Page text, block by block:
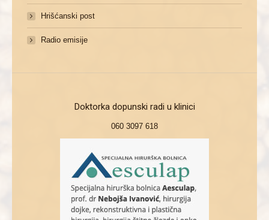
Hrišćanski post
Radio emisije
Doktorka dopunski radi u klinici
060 3097 618